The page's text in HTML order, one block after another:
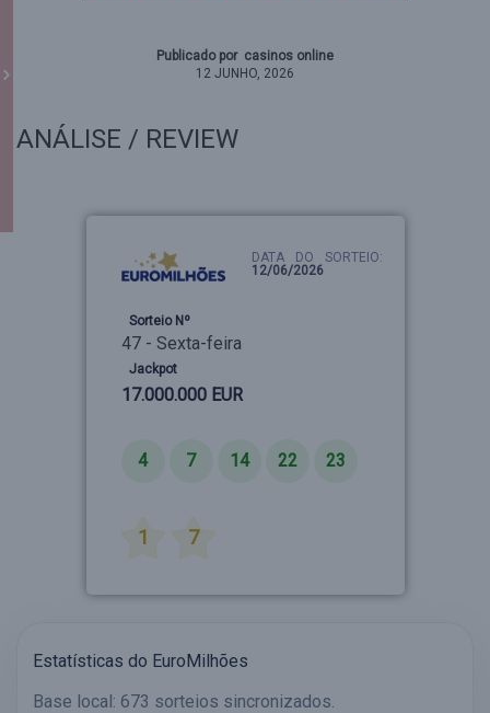
Publicado por casinos online
12 JUNHO, 2026
ANÁLISE / REVIEW
DATA DO SORTEIO:
12/06/2026
Sorteio Nº
47 - Sexta-feira
Jackpot
17.000.000 EUR
4 7 14 22 23
1 7
Estatísticas do EuroMilhões
Base local: 673 sorteios sincronizados.